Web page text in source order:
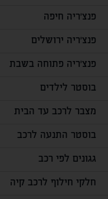
פנצ'ריה חיפה
פנצ'ריה ירושלים
פנצ'ריה פתוחה בשבת
בוסטר לילדים
מצבר לרכב עד הבית
בוסטר התנעה לרכב
גגונים לפי רכב
חלקי חילוף לרכב קיה